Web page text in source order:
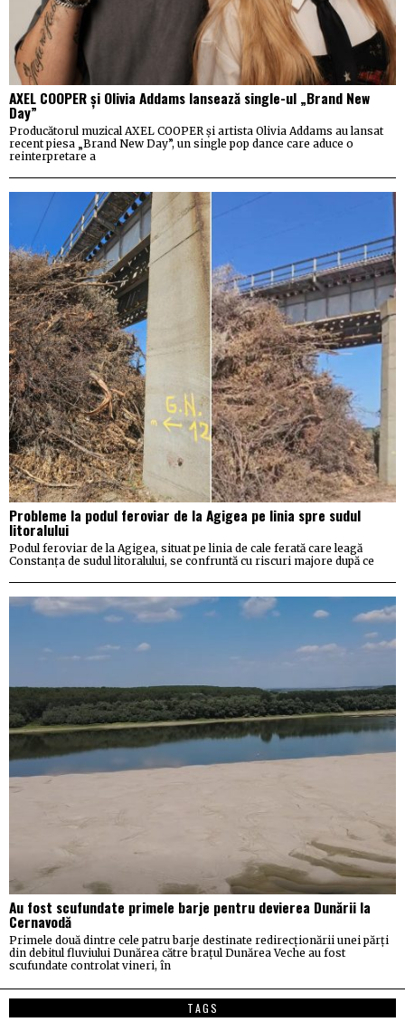
AXEL COOPER și Olivia Addams lansează single-ul „Brand New
Day”
Producătorul muzical AXEL COOPER și artista Olivia Addams au lansat
recent piesa „Brand New Day”, un single pop dance care aduce o
reinterpretare a
Probleme la podul feroviar de la Agigea pe linia spre sudul
litoralului
Podul feroviar de la Agigea, situat pe linia de cale ferată care leagă
Constanța de sudul litoralului, se confruntă cu riscuri majore după ce
Au fost scufundate primele barje pentru devierea Dunării la
Cernavodă
Primele două dintre cele patru barje destinate redirecționării unei părți
din debitul fluviului Dunărea către brațul Dunărea Veche au fost
scufundate controlat vineri, în
TAGS